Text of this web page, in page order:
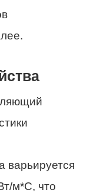
варьируется
м*С, что